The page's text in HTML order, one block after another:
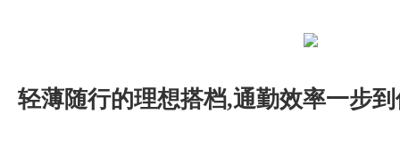
轻薄随行的理想搭档,通勤效率一步